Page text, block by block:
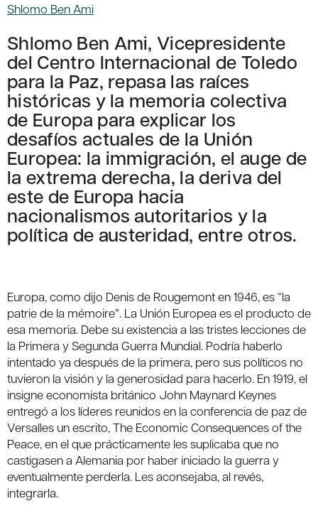
Shlomo Ben Ami
Shlomo Ben Ami, Vicepresidente
del Centro Internacional de Toledo
para la Paz, repasa las raíces
históricas y la memoria colectiva
de Europa para explicar los
desafíos actuales de la Unión
Europea: la immigración, el auge de
la extrema derecha, la deriva del
este de Europa hacia
nacionalismos autoritarios y la
política de austeridad, entre otros.
Europa, como dijo Denis de Rougemont en 1946, es “la
patrie de la mémoire”. La Unión Europea es el producto de
esa memoria. Debe su existencia a las tristes lecciones de
la Primera y Segunda Guerra Mundial. Podría haberlo
intentado ya después de la primera, pero sus políticos no
tuvieron la visión y la generosidad para hacerlo. En 1919, el
insigne economista británico John Maynard Keynes
entregó a los líderes reunidos en la conferencia de paz de
Versalles un escrito, The Economic Consequences of the
Peace, en el que prácticamente les suplicaba que no
castigasen a Alemania por haber iniciado la guerra y
eventualmente perderla. Les aconsejaba, al revés,
integrarla.